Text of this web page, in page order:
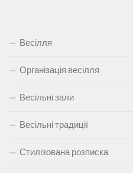
Весілля
Організація весілля
Весільні зали
Весільні традиції
Стилізована розписка